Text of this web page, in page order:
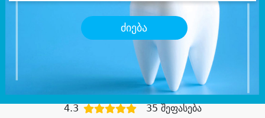
ძიება
სასურველი მომსახურება
დიდი დანაზოგით
4.3 35 შეფასება